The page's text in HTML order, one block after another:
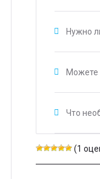
Нужно
Можете
Что
(1